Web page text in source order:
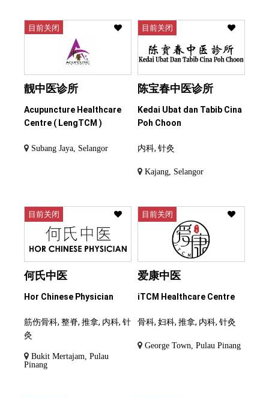
目前关闭
靓中医诊所
Acupuncture Healthcare
Centre ( LengTCM )
Subang Jaya, Selangor
目前关闭
陈宝春中医诊所
Kedai Ubat dan Tabib Cina
Poh Choon
内科, 针灸
Kajang, Selangor
目前关闭
何氏中医
Hor Chinese Physician
筋伤骨科, 整脊, 推拿, 内科, 针
灸
Bukit Mertajam, Pulau
Pinang
目前关闭
爱康中医
iTCM Healthcare Centre
骨科, 妇科, 推拿, 内科, 针灸
George Town, Pulau Pinang